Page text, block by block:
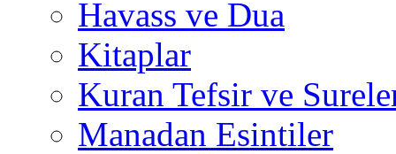
Havass ve Dua
Kitaplar
Kuran Tefsir ve
Manadan Esintiler